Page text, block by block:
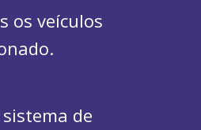
os veículos
de